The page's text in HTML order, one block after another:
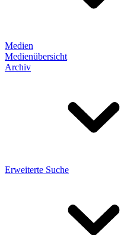
Medien
Medienübersicht
Archiv
Erweiterte Suche